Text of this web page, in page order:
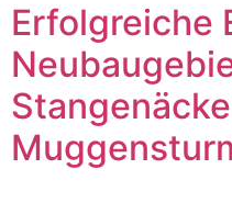
Erfolgreiche